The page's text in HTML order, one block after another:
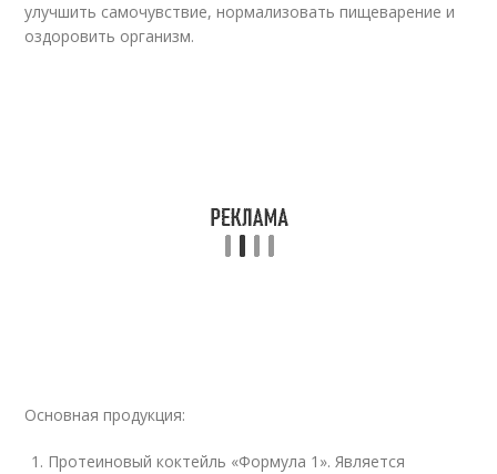
улучшить самочувствие, нормализовать пищеварение и
оздоровить организм.
Основная продукция:
Протеиновый коктейль «Формула 1». Является